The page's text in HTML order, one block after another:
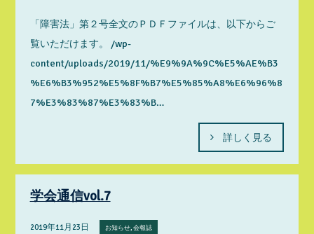
「障害法」第２号全文のＰＤＦファイルは、以下からご
覧いただけます。 /wp-
content/uploads/2019/11/%E9%9A%9C%E5%AE%B3
%E6%B3%952%E5%8F%B7%E5%85%A8%E6%96%8
7%E3%83%87%E3%83%B…
詳しく見る
学会通信vol.7
2019年11月23日 お知らせ, 会報誌